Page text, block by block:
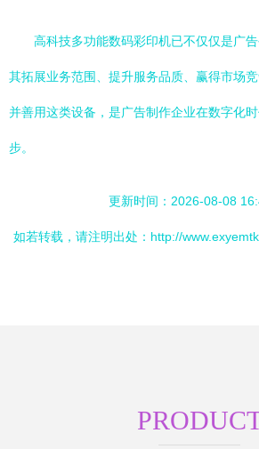
高科技多功能数码彩印机已不仅仅是广
其拓展业务范围、提升服务品质、赢得市场
并善用这类设备，是广告制作企业在数字化
步。
更新时间：2026-08-08
如若转载，请注明出处：http://